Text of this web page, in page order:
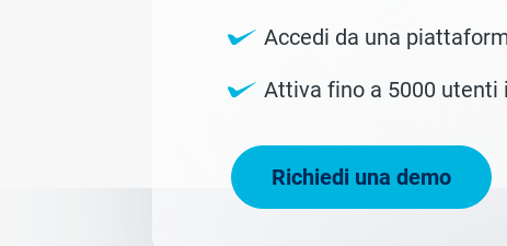
Accedi da una
Attiva fino a 5000 utenti
Richiedi una demo